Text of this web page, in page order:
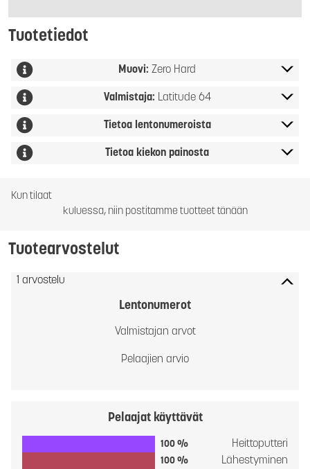
Tuotetiedot
Muovi: Zero Hard
Valmistaja: Latitude 64
Tietoa lentonumeroista
Tietoa kiekon painosta
Kun tilaat
kuluessa, niin postitamme tuotteet tänään
Tuotearvostelut
1 arvostelu
Lentonumerot
Valmistajan arvot
Pelaajien arvio
Pelaajat käyttävät
100 % Heittoputteri
100 % Lähestyminen